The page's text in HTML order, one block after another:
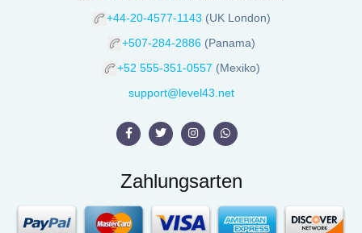
+44-20-4577-1143 (UK London)
+507-284-2886 (Panama)
+52 555-351-0557 (Mexiko)
support@level43.net
Zahlungsarten